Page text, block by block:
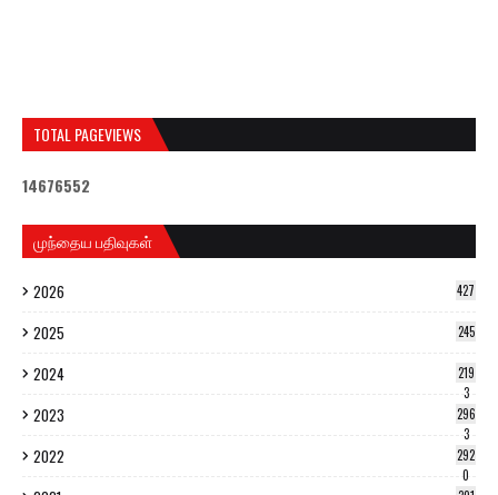
TOTAL PAGEVIEWS
14676552
முந்தைய பதிவுகள்
2026 427
2025 245
2024
219
3
2023
296
3
2022
292
0